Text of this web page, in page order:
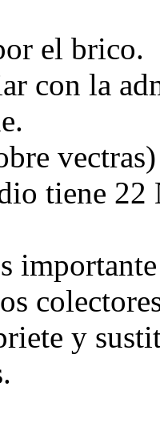
el brico.
con la
tiene
y